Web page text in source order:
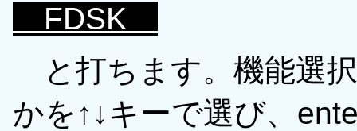
FDSK
と打ちます。機能選
かを↑↓キーで選び、